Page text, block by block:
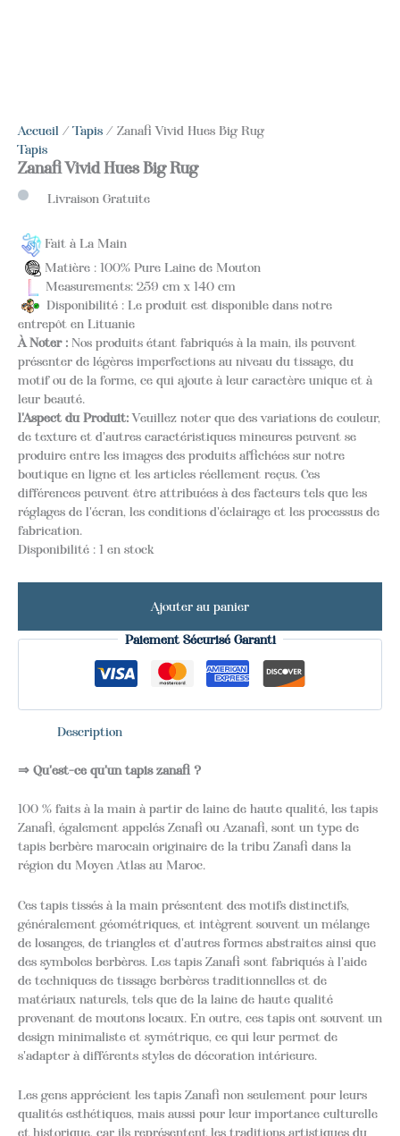
Accueil /Tapis / Zanafi Vivid Hues Big Rug
Tapis
Zanafi Vivid Hues Big Rug
Livraison Gratuite
Fait à La Main
Matière : 100% Pure Laine de Mouton
Measurements: 259 cm x 140 cm
Disponibilité : Le produit est disponible dans notre
entrepôt en Lituanie
À Noter : Nos produits étant fabriqués à la main, ils peuvent
présenter de légères imperfections au niveau du tissage, du
motif ou de la forme, ce qui ajoute à leur caractère unique et à
leur beauté.
l'Aspect du Produit:Veuillez noter que des variations de couleur,
de texture et d'autres caractéristiques mineures peuvent se
produire entre les images des produits affichées sur notre
boutique en ligne et les articles réellement reçus. Ces
différences peuvent être attribuées à des facteurs tels que les
réglages de l'écran, les conditions d'éclairage et les processus de
fabrication.
Disponibilité : 1 en stock
Ajouter au panier
Paiement Sécurisé Garanti
Description
⇒ Qu'est-ce qu'un tapis zanafi ?
100 % faits à la main à partir de laine de haute qualité, les tapis
Zanafi, également appelés Zenafi ou Azanafi, sont un type de
tapis berbère marocain originaire de la tribu Zanafi dans la
région du Moyen Atlas au Maroc.
Ces tapis tissés à la main présentent des motifs distinctifs,
généralement géométriques, et intègrent souvent un mélange
de losanges, de triangles et d'autres formes abstraites ainsi que
des symboles berbères. Les tapis Zanafi sont fabriqués à l'aide
de techniques de tissage berbères traditionnelles et de
matériaux naturels, tels que de la laine de haute qualité
provenant de moutons locaux. En outre, ces tapis ont souvent un
design minimaliste et symétrique, ce qui leur permet de
s'adapter à différents styles de décoration intérieure.
Les gens apprécient les tapis Zanafi non seulement pour leurs
qualités esthétiques, mais aussi pour leur importance culturelle
et historique, car ils représentent les traditions artistiques du